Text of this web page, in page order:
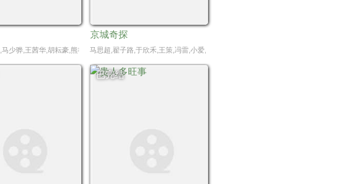
征,苗若芃,杨雪儿,严智超,曲靖,孙亦鸿,汤加文,吴其江,吴弘,凌美仕,惠园,周俞辰,陈子萱
少骅,王茜华,胡耘豪,熊睿玲,齐千郡,印小天,宋禹,瑛子,王劲松,丁勇岱,吴其江,吴京安
京城奇探
马思超,翟子路,于欣禾,王策,冯雷,小爱,杨凯程,春夏,陈意涵,周九良,孟鹤堂,范湉湉
已完结